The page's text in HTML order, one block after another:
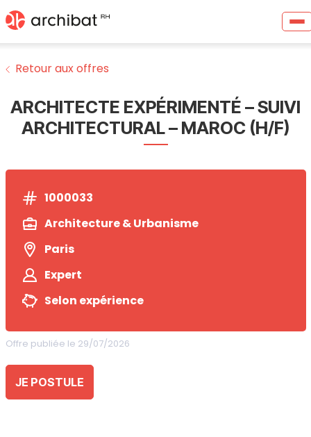
Retour aux offres
ARCHITECTE EXPÉRIMENTÉ – SUIVI
ARCHITECTURAL – MAROC (H/F)
1000033
Architecture & Urbanisme
Paris
Expert
Selon expérience
Offre publiée le 29/07/2026
JE POSTULE